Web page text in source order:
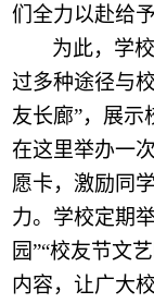
们全力以赴给予
为此，学
过多种途径与
友长廊”，展示
在这里举办一
愿卡，激励同
力。学校定期
园”“校友节文
内容，让广大